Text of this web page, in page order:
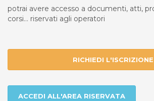
potrai avere accesso a documenti, atti,
corsi... riservati agli operatori
RICHIEDI L'ISCRIZIONE
ACCEDI ALL'AREA RISERVATA